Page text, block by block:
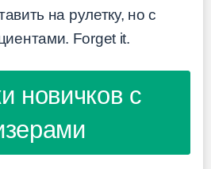
на рулетку, но с
Forget it.
новичков с